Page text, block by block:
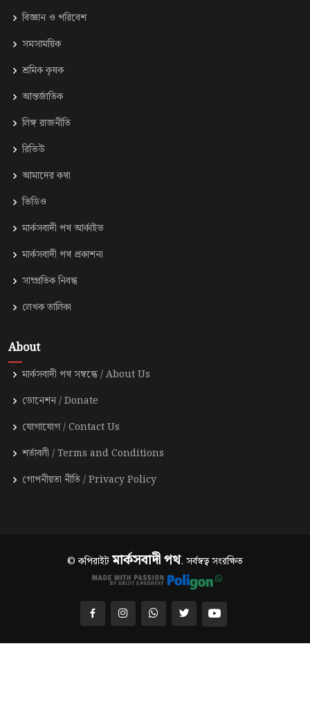
⁠বিজ্ঞান ও পরিবেশ
সমসাময়িক
শ্রমিক কৃষক
আন্তর্জাতিক
লিঙ্গ রাজনীতি
রিভিউ
আমাদের কথা
ভিডিও
মার্কসবাদী পথ আর্কাইভ
মার্কসবাদী পথ প্রকাশনা
সাম্প্রতিক নিবন্ধ
লেখক তালিকা
About
মার্কসবাদী পথ সম্বন্ধে / About Us
ডোনেশন / Donate
যোগাযোগ / Contact Us
শর্তাবলী / Terms and Conditions
গোপনীয়তা নীতি / Privacy Policy
© কপিরাইটমার্কসবাদী পথ. সর্বস্বত্ব সংরক্ষিত